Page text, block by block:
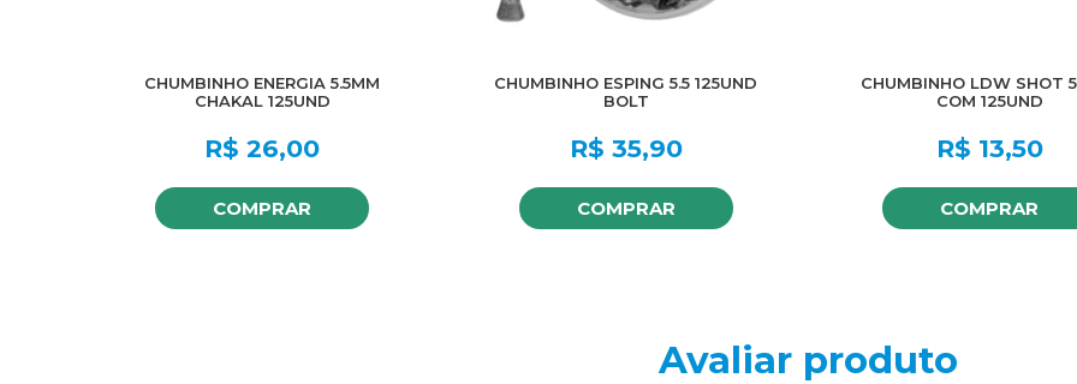
CHUMBINHO ENERGIA 5.5MM
CHAKAL 125UND
R$ 26,00
COMPRAR
CHUMBINHO ESPING 5.5 125UND
BOLT
R$ 35,90
COMPRAR
CHUMBINHO LDW SHOT
COM 125UND
R$ 13,50
COMPRAR
Avaliar produto